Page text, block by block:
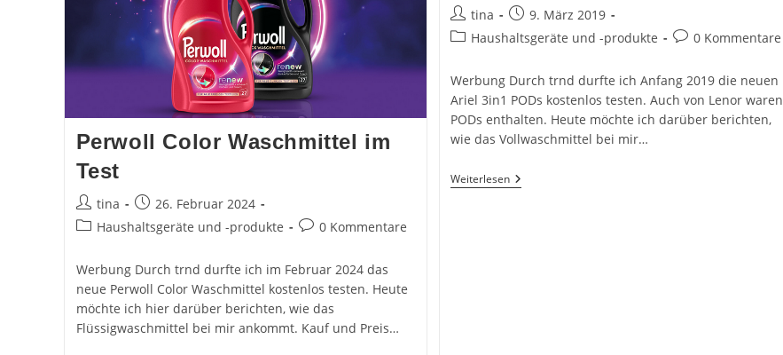
Perwoll Color Waschmittel im
Test
Beitrags-
Autor:
tina
Beitrag
veröffentlicht:
26. Februar 2024
Beitrags-
Haushaltsgeräte und -produkte
Beitrags-
0 Kommentare
Werbung Durch trnd durfte ich im Februar 2024 das
neue Perwoll Color Waschmittel kostenlos testen. Heute
möchte ich hier darüber berichten, wie das
Flüssigwaschmittel bei mir ankommt. Kauf und Preis…
Beitrags-
Autor:
tina
Beitrag
veröffentlicht:
9. März 2019
Beitrags-
Haushaltsgeräte und -produkte
Beitrags-
0 Kommentare
Werbung Durch trnd durfte ich Anfang 2019 die neuen
Ariel 3in1 PODs kostenlos testen. Auch von Lenor waren
PODs enthalten. Heute möchte ich darüber berichten,
wie das Vollwaschmittel bei mir…
WeiterlesenAriel
3in1